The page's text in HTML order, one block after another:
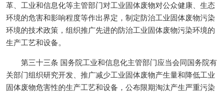
革、工业和信息化等主管部门对工业固体废物对公众健康、生态
环境的危害和影响程度等作出界定，制定防治工业固体废物污染
环境的技术政策，组织推广先进的防治工业固体废物污染环境的
生产工艺和设备。
第三十三条 国务院工业和信息化主管部门应当会同国务院有
关部门组织研究开发、推广减少工业固体废物产生量和降低工业
固体废物危害性的生产工艺和设备，公布限期淘汰产生严重污染